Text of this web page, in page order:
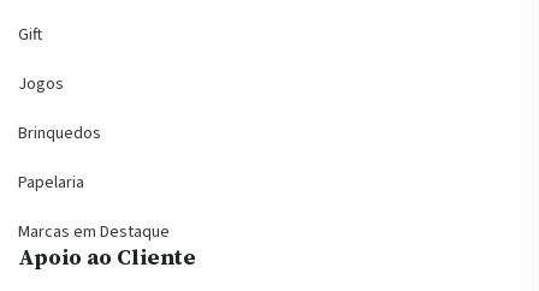
Gift
Jogos
Brinquedos
Papelaria
Marcas em Destaque
Apoio ao Cliente